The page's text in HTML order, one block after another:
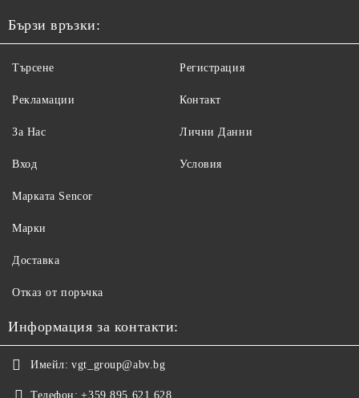
Бързи връзки:
Търсене
Рекламации
За Нас
Вход
Регистрация
Контакт
Лични Данни
Условия
Maрката Sencor
Марки
Доставка
Отказ от поръчка
Информация за контакти:
Имейл: vgt_group@abv.bg
Телефон: +359 895 621 628